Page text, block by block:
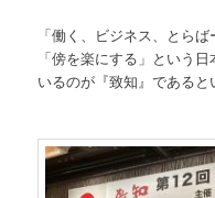
「働く、ビジネス、とら
「傍を楽にする」という
いるのが『致知』であると